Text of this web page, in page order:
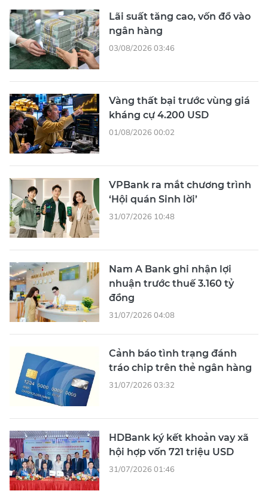
Lãi suất tăng cao, vốn đổ vào
ngân hàng
03/08/2026 03:46
Vàng thất bại trước vùng giá
kháng cự 4.200 USD
01/08/2026 00:02
VPBank ra mắt chương trình
‘Hội quán Sinh lời’
31/07/2026 10:48
Nam A Bank ghi nhận lợi
nhuận trước thuế 3.160 tỷ
đồng
31/07/2026 04:08
Cảnh báo tình trạng đánh
tráo chip trên thẻ ngân hàng
31/07/2026 03:32
HDBank ký kết khoản vay xã
hội hợp vốn 721 triệu USD
31/07/2026 01:46